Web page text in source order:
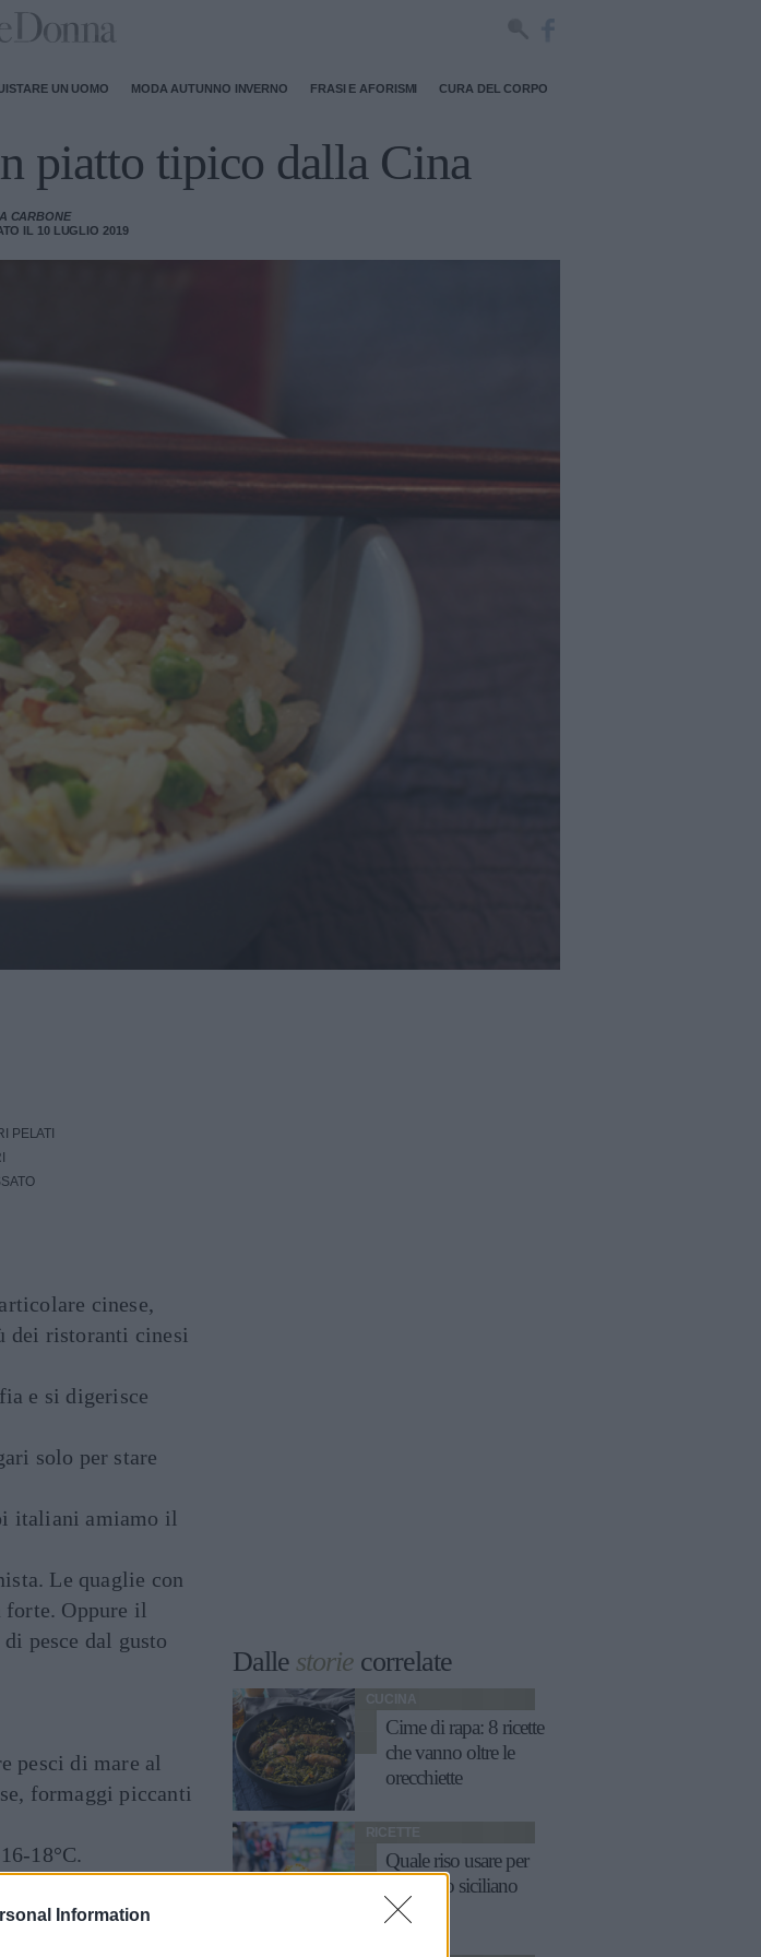
Information
UN UOMO MODA AUTUNNO INVERNO FRASI E AFORISMI CURA DEL CORPO
piatto tipico dalla Cina
CARBONE
IL 10 LUGLIO 2019
PELATI
cinese,
dei ristoranti cinesi
e si digerisce
solo per stare
italiani amiamo il
Le quaglie con
forte. Oppure il
pesce dal gusto
pesci di mare al
formaggi piccanti
18°C.
pesce, pesci bolliti
a una
Dalle storie correlate
CUCINA
Cime di rapa: 8 ricette
che vanno oltre le
orecchiette
RICETTE
Quale riso usare per
l'arancino siciliano